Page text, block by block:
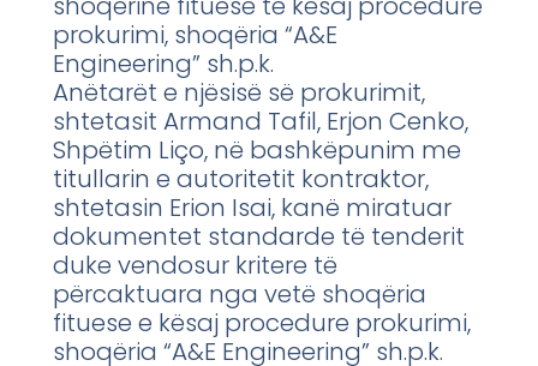
prokurimi, shoqëria “A&E
Engineering” sh.p.k.
Anëtarët e njësisë së prokurimit,
shtetasit Armand Tafil, Erjon Cenko,
Shpëtim Liço, në bashkëpunim me
titullarin e autoritetit kontraktor,
shtetasin Erion Isai, kanë miratuar
dokumentet standarde të tenderit
duke vendosur kritere të
përcaktuara nga vetë shoqëria
fituese e kësaj procedure prokurimi,
shoqëria “A&E Engineering” sh.p.k.